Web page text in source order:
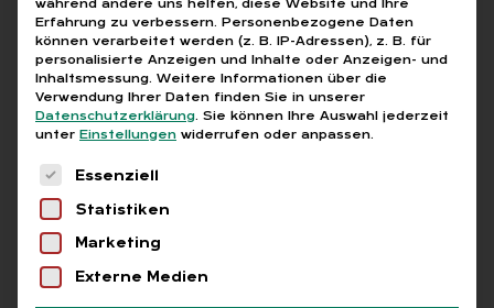
Breadcrumb-Navigation
STARTSEITE AIDA ORGA-GRUPPE
Alle Bei­trä­ge mit dem
Schlag­wort „AIDA
ORGA-Grup­pe“
während andere uns helfen, diese Website und Ihre
Erfahrung zu verbessern. Personenbezogene Daten
können verarbeitet werden (z. B. IP-Adressen), z. B. für
personalisierte Anzeigen und Inhalte oder Anzeigen- und
Inhaltsmessung. Weitere Informationen über die
Verwendung Ihrer Daten finden Sie in unserer
Datenschutzerklärung. Sie können Ihre Auswahl jederzeit
unter Einstellungen widerrufen oder anpassen.
Es folgt eine Liste der Service-Gruppen, für
Essenziell
Statistiken
Marketing
Externe Medien